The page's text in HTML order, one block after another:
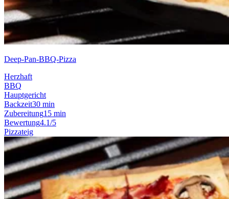
Deep-Pan-BBQ-Pizza
Herzhaft
BBQ
Hauptgericht
Backzeit30 min
Zubereitung15 min
Bewertung4.1/5
Pizzateig